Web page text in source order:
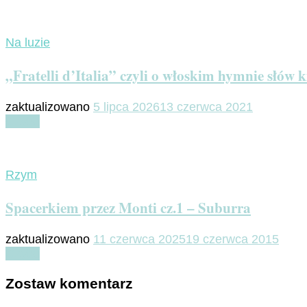
Na luzie
„Fratelli d’Italia” czyli o włoskim hymnie słów
zaktualizowano 5 lipca 202613 czerwca 2021
Rzym
Spacerkiem przez Monti cz.1 – Suburra
zaktualizowano 11 czerwca 202519 czerwca 2015
Zostaw komentarz